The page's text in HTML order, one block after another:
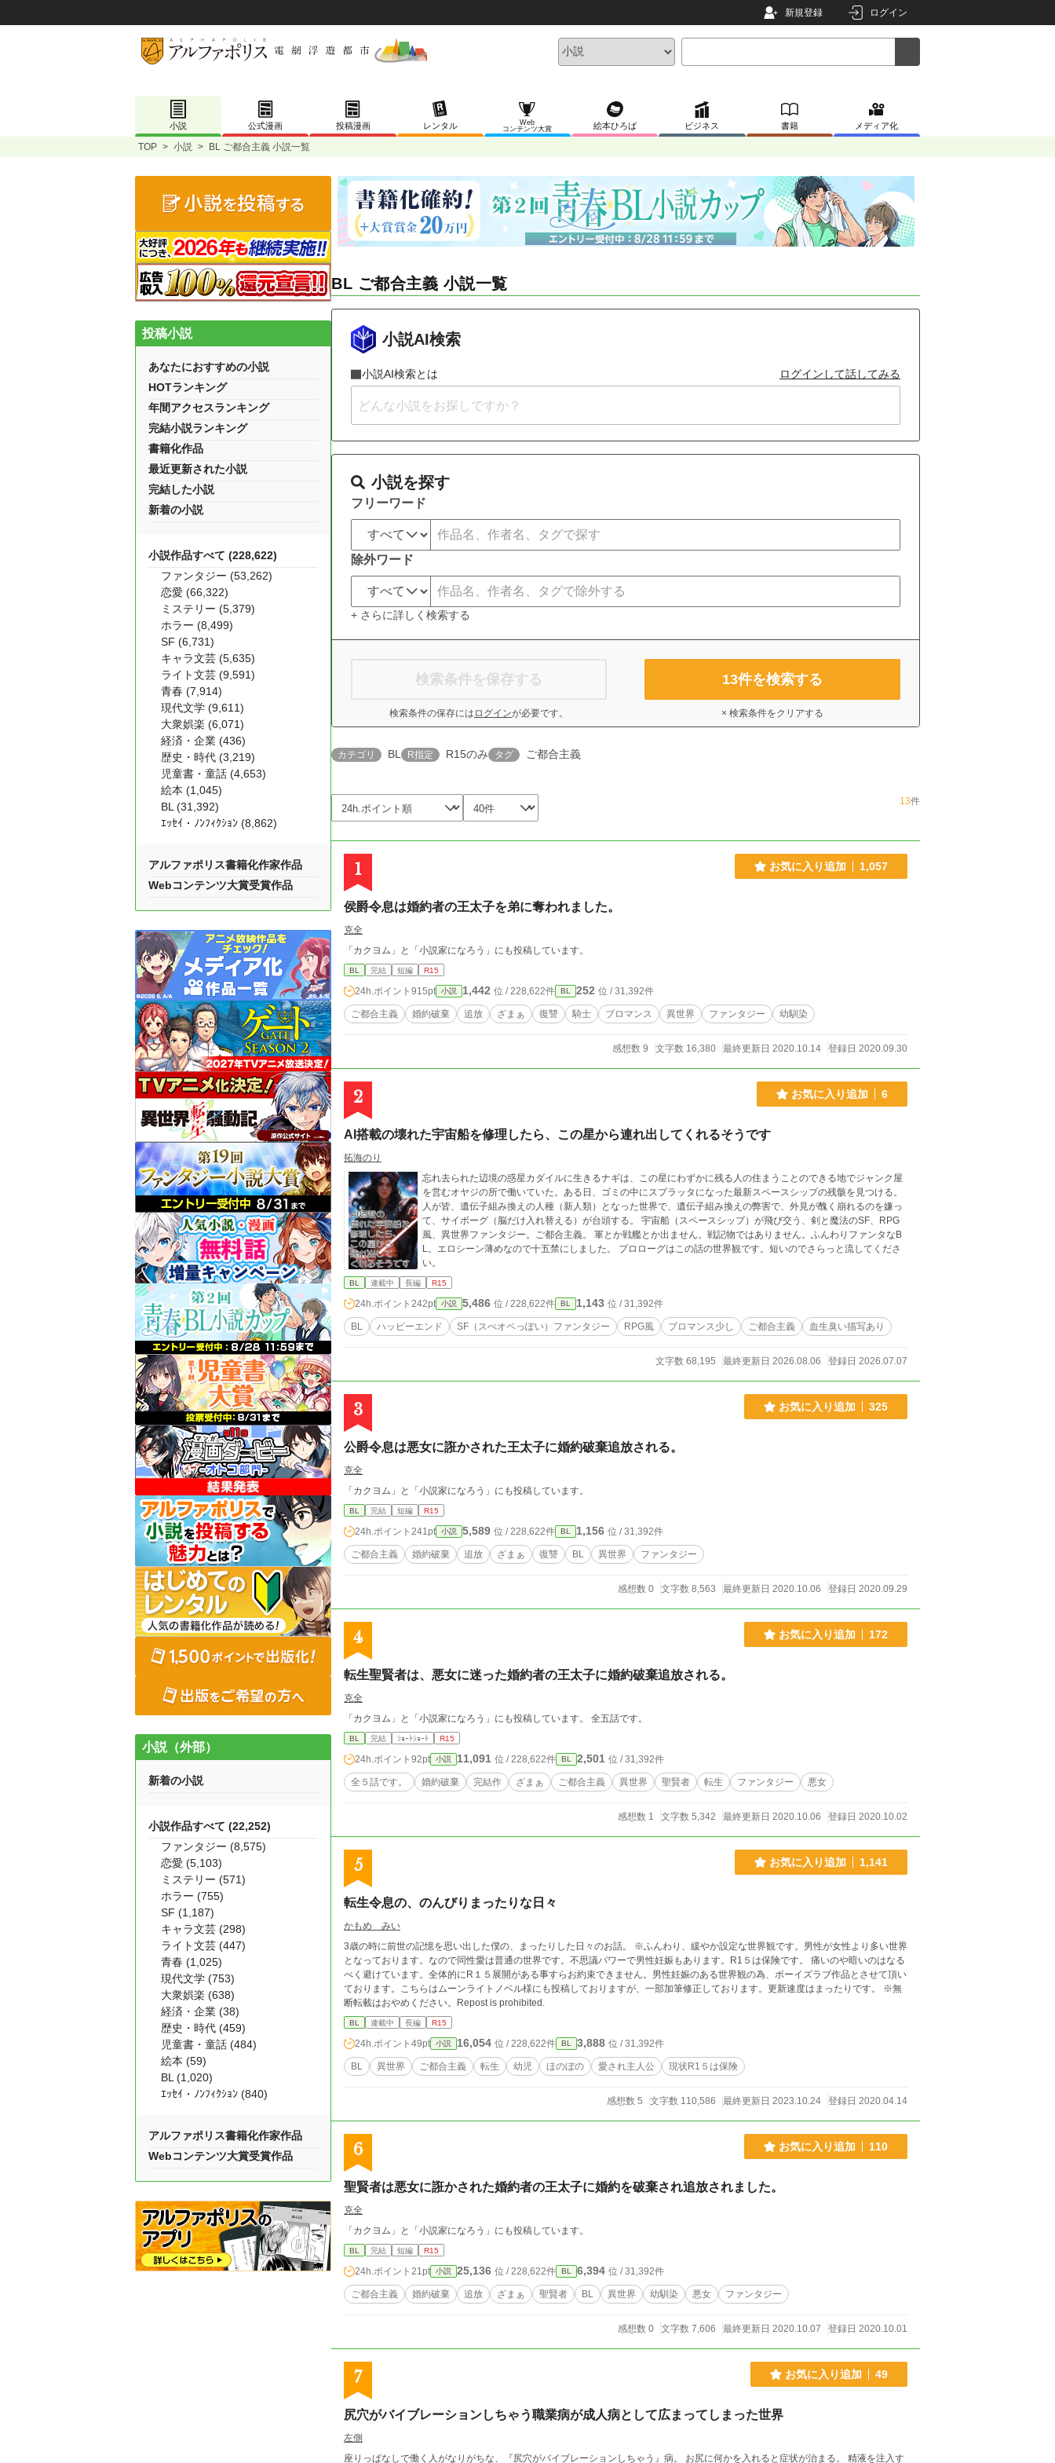
新規登録 ログイン
小説 公式漫画 投稿漫画 レンタル
Web
コンテンツ大賞
絵本ひろば ビジネス 書籍 メディア化
TOP > 小説 > BL ご都合主義 小説一覧
BL ご都合主義 小説一覧
小説AI検索
小説AI検索とは ログインして話してみる
小説を探す
フリーワード
除外ワード
+ さらに詳しく検索する
検索条件を保存する
検索条件の保存には ログインが必要です。
13件を検索する
× 検索条件をクリアする
カテゴリ BL R指定 R15のみ タグ ご都合主義
13件
1 お気に入り追加 1,057
侯爵令息は婚約者の王太子を弟に奪われました。
克全
「カクヨム」と「小説家になろう」にも投稿しています。
BL 完結 短編 R15
24h.ポイント 915pt 小説 1,442 位 / 228,622件 BL 252 位 / 31,392件
ご都合主義 婚約破棄 追放 ざまぁ 復讐 騎士 ブロマンス 異世界 ファンタジー 幼馴染
感想数 9 文字数 16,380 最終更新日 2020.10.14 登録日 2020.09.30
2 お気に入り追加 6
AI搭載の壊れた宇宙船を修理したら、この星から連れ出してくれるそうです
拓海のり
忘れ去られた辺境の惑星カダイルに生きるナギは、この星にわずかに残る人の住まうことのできる地でジャンク屋
を営むオヤジの所で働いていた。ある日、ゴミの中にスプラッタになった最新スペースシップの残骸を見つける。
人が皆、遺伝子組み換えの人種（新人類）となった世界で、遺伝子組み換えの弊害で、外見が醜く崩れるのを嫌っ
て、サイボーグ（脳だけ入れ替える）が台頭する。 宇宙船（スペースシップ）が飛び交う、剣と魔法のSF、RPG
風、異世界ファンタジー。ご都合主義。 軍とか戦艦とか出ません。戦記物ではありません。ふんわりファンタなB
L。エロシーン薄めなので十五禁にしました。 プロローグはこの話の世界観です。短いのでさらっと流してくださ
い。
BL 連載中 長編 R15
24h.ポイント 242pt 小説 5,486 位 / 228,622件 BL 1,143 位 / 31,392件
BL ハッピーエンド SF（スぺオペっぽい）ファンタジー RPG風 ブロマンス少し ご都合主義 血生臭い描写あり
文字数 68,195 最終更新日 2026.08.06 登録日 2026.07.07
3 お気に入り追加 325
公爵令息は悪女に誑かされた王太子に婚約破棄追放される。
克全
「カクヨム」と「小説家になろう」にも投稿しています。
BL 完結 短編 R15
24h.ポイント 241pt 小説 5,589 位 / 228,622件 BL 1,156 位 / 31,392件
ご都合主義 婚約破棄 追放 ざまぁ 復讐 BL 異世界 ファンタジー
感想数 0 文字数 8,563 最終更新日 2020.10.06 登録日 2020.09.29
4 お気に入り追加 172
転生聖賢者は、悪女に迷った婚約者の王太子に婚約破棄追放される。
克全
「カクヨム」と「小説家になろう」にも投稿しています。 全五話です。
BL 完結 ｼｮｰﾄｼｮｰﾄ R15
24h.ポイント 92pt 小説 11,091 位 / 228,622件 BL 2,501 位 / 31,392件
全５話です。 婚約破棄 完結作 ざまぁ ご都合主義 異世界 聖賢者 転生 ファンタジー 悪女
感想数 1 文字数 5,342 最終更新日 2020.10.06 登録日 2020.10.02
5 お気に入り追加 1,141
転生令息の、のんびりまったりな日々
かもめ みい
3歳の時に前世の記憶を思い出した僕の、まったりした日々のお話。 ※ふんわり、緩やか設定な世界観です。男性が女性より多い世界
となっております。なので同性愛は普通の世界です。不思議パワーで男性妊娠もあります。R1５は保険です。 痛いのや暗いのはなる
べく避けています。全体的にR１５展開がある事すらお約束できません。男性妊娠のある世界観の為、ボーイズラブ作品とさせて頂い
ております。こちらはムーンライトノベル様にも投稿しておりますが、一部加筆修正しております。更新速度はまったりです。 ※無
断転載はおやめください。Repost is prohibited.
BL 連載中 長編 R15
24h.ポイント 49pt 小説 16,054 位 / 228,622件 BL 3,888 位 / 31,392件
BL 異世界 ご都合主義 転生 幼児 ほのぼの 愛され主人公 現状R1５は保険
感想数 5 文字数 110,586 最終更新日 2023.10.24 登録日 2020.04.14
6 お気に入り追加 110
聖賢者は悪女に誑かされた婚約者の王太子に婚約を破棄され追放されました。
克全
「カクヨム」と「小説家になろう」にも投稿しています。
BL 完結 短編 R15
24h.ポイント 21pt 小説 25,136 位 / 228,622件 BL 6,394 位 / 31,392件
ご都合主義 婚約破棄 追放 ざまぁ 聖賢者 BL 異世界 幼馴染 悪女 ファンタジー
感想数 0 文字数 7,606 最終更新日 2020.10.07 登録日 2020.10.01
7 お気に入り追加 49
尻穴がバイブレーションしちゃう職業病が成人病として広まってしまった世界
左側
座りっぱなしで働く人がなりがちな、『尻穴がバイブレーションしちゃう』病。 お尻に何かを入れると症状が治まる。 精液を注入す
投稿小説
あなたにおすすめの小説
HOTランキング
年間アクセスランキング
完結小説ランキング
書籍化作品
最近更新された小説
完結した小説
新着の小説
小説作品すべて (228,622)
ファンタジー (53,262)
恋愛 (66,322)
ミステリー (5,379)
ホラー (8,499)
SF (6,731)
キャラ文芸 (5,635)
ライト文芸 (9,591)
青春 (7,914)
現代文学 (9,611)
大衆娯楽 (6,071)
経済・企業 (436)
歴史・時代 (3,219)
児童書・童話 (4,653)
絵本 (1,045)
BL (31,392)
ｴｯｾｲ・ﾉﾝﾌｨｸｼｮﾝ (8,862)
アルファポリス書籍化作家作品
Webコンテンツ大賞受賞作品
小説（外部）
新着の小説
小説作品すべて (22,252)
ファンタジー (8,575)
恋愛 (5,103)
ミステリー (571)
ホラー (755)
SF (1,187)
キャラ文芸 (298)
ライト文芸 (447)
青春 (1,025)
現代文学 (753)
大衆娯楽 (638)
経済・企業 (38)
歴史・時代 (459)
児童書・童話 (484)
絵本 (59)
BL (1,020)
ｴｯｾｲ・ﾉﾝﾌｨｸｼｮﾝ (840)
アルファポリス書籍化作家作品
Webコンテンツ大賞受賞作品